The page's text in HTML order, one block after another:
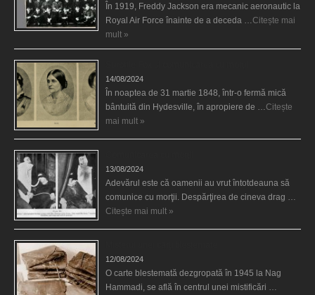
În 1919, Freddy Jackson era mecanic aeronautic la
Royal Air Force înainte de a deceda …Citește mai
mult »
14/08/2024
În noaptea de 31 martie 1848, într-o fermă mică
bântuită din Hydesville, în apropiere de …Citește
mai mult »
13/08/2024
Adevărul este că oamenii au vrut întotdeauna să
comunice cu morţii. Despărţirea de cineva drag …
Citește mai mult »
12/08/2024
O carte blestemată dezgropată în 1945 la Nag
Hammadi, se află în centrul unei mistificări …